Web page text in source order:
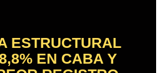
ESTRUCTURAL
EN CABA Y